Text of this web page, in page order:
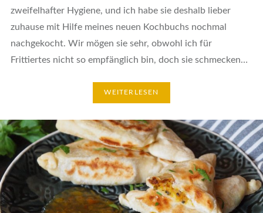
zweifelhafter Hygiene, und ich habe sie deshalb lieber
zuhause mit Hilfe meines neuen Kochbuchs nochmal
nachgekocht. Wir mögen sie sehr, obwohl ich für
Frittiertes nicht so empfänglich bin, doch sie schmecken…
WEITERLESEN